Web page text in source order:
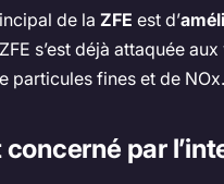
de la ZFE est d’
s’est déjà attaquée
particules fines et de
concerné par